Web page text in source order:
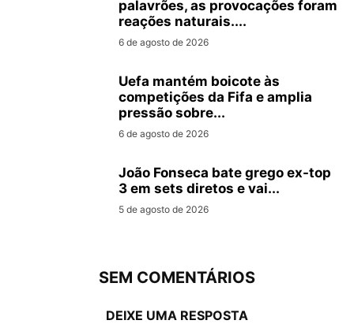
palavrões, as provocações foram
reações naturais....
6 de agosto de 2026
Uefa mantém boicote às
competições da Fifa e amplia
pressão sobre...
6 de agosto de 2026
João Fonseca bate grego ex-top
3 em sets diretos e vai...
5 de agosto de 2026
SEM COMENTÁRIOS
DEIXE UMA RESPOSTA